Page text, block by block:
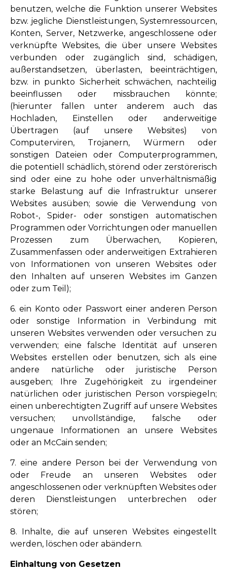
benutzen, welche die Funktion unserer Websites
bzw. jegliche Dienstleistungen, Systemressourcen,
Konten, Server, Netzwerke, angeschlossene oder
verknüpfte Websites, die über unsere Websites
verbunden oder zugänglich sind, schädigen,
außerstandsetzen, überlasten, beeinträchtigen,
bzw. in punkto Sicherheit schwächen, nachteilig
beeinflussen oder missbrauchen könnte;
(hierunter fallen unter anderem auch das
Hochladen, Einstellen oder anderweitige
Übertragen (auf unsere Websites) von
Computerviren, Trojanern, Würmern oder
sonstigen Dateien oder Computerprogrammen,
die potentiell schädlich, störend oder zerstörerisch
sind oder eine zu hohe oder unverhältnismäßig
starke Belastung auf die Infrastruktur unserer
Websites ausüben; sowie die Verwendung von
Robot-, Spider- oder sonstigen automatischen
Programmen oder Vorrichtungen oder manuellen
Prozessen zum Überwachen, Kopieren,
Zusammenfassen oder anderweitigen Extrahieren
von Informationen von unseren Websites oder
den Inhalten auf unseren Websites im Ganzen
oder zum Teil);
6. ein Konto oder Passwort einer anderen Person
oder sonstige Information in Verbindung mit
unseren Websites verwenden oder versuchen zu
verwenden; eine falsche Identität auf unseren
Websites erstellen oder benutzen, sich als eine
andere natürliche oder juristische Person
ausgeben; Ihre Zugehörigkeit zu irgendeiner
natürlichen oder juristischen Person vorspiegeln;
einen unberechtigten Zugriff auf unsere Websites
versuchen; unvollständige, falsche oder
ungenaue Informationen an unsere Websites
oder an McCain senden;
7. eine andere Person bei der Verwendung von
oder Freude an unseren Websites oder
angeschlossenen oder verknüpften Websites oder
deren Dienstleistungen unterbrechen oder
stören;
8. Inhalte, die auf unseren Websites eingestellt
werden, löschen oder abändern.
Einhaltung von Gesetzen